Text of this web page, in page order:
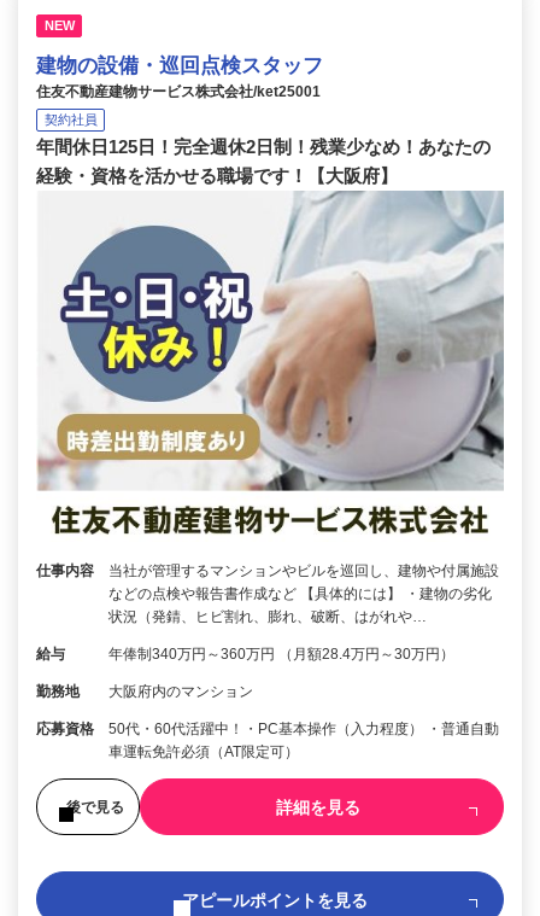
NEW
建物の設備・巡回点検スタッフ
住友不動産建物サービス株式会社/ket25001
契約社員
年間休日125日！完全週休2日制！残業少なめ！あなたの
経験・資格を活かせる職場です！【大阪府】
仕事内容
当社が管理するマンションやビルを巡回し、建物や付属施設
などの点検や報告書作成など 【具体的には】 ・建物の劣化
状況（発錆、ヒビ割れ、膨れ、破断、はがれや…
給与 年俸制340万円～360万円 （月額28.4万円～30万円）
勤務地 大阪府内のマンション
応募資格
50代・60代活躍中！・PC基本操作（入力程度） ・普通自動
車運転免許必須（AT限定可）
後で見る 詳細を見る
アピールポイントを見る